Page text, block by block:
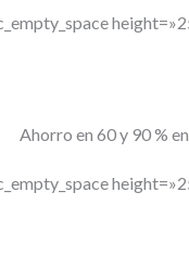
Ahorro en 60 y 90 % en